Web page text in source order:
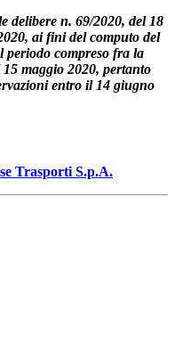
delibere n. 69/2020, del 18
ai fini del computo del
periodo compreso fra la
maggio 2020, pertanto
entro il 14 giugno
Trasporti S.p.A.